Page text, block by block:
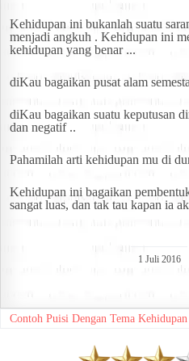
Kehidupan ini bukanlah suatu
menjadi angkuh . Kehidupan ini
kehidupan yang benar ...
diKau bagaikan pusat alam
diKau bagaikan suatu keputusan
dan negatif ..
Pahamilah arti kehidupan mu di
Kehidupan ini bagaikan
sangat luas, dan tak tau kapan ia
1 Juli 2016
Contoh Puisi Dengan Tema Kehidupan